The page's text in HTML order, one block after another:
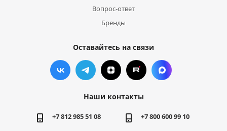
Вопрос-ответ
Бренды
Оставайтесь на связи
Наши контакты
+7 812 985 51 08 +7 800 600 99 10